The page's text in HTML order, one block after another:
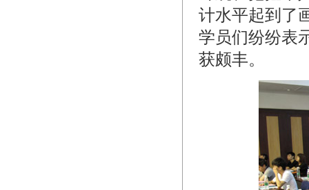
计水平起到了
学员们纷纷表
获颇丰。